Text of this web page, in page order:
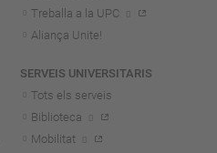
Treballa a la UPC
Aliança Unite!
SERVEIS UNIVERSITARIS
Tots els serveis
Biblioteca
Mobilitat